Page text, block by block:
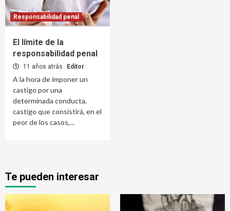
Responsabilidad penal
El límite de la
responsabilidad penal
11 años atrás Editor
A la hora de imponer un
castigo por una
determinada conducta,
castigo que consistirá, en el
peor de los casos,...
Te pueden interesar